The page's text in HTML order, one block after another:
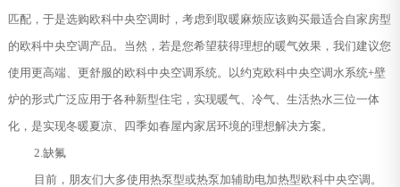
匹配，于是选购欧科中央空调时，考虑到取暖麻烦应该购买最适合自家房型
的欧科中央空调产品。当然，若是您希望获得理想的暖气效果，我们建议您
使用更高端、更舒服的欧科中央空调系统。以约克欧科中央空调水系统+壁
炉的形式广泛应用于各种新型住宅，实现暖气、冷气、生活热水三位一体
化，是实现冬暖夏凉、四季如春屋内家居环境的理想解决方案。
2.缺氟
目前，朋友们大多使用热泵型或热泵加辅助电加热型欧科中央空调。